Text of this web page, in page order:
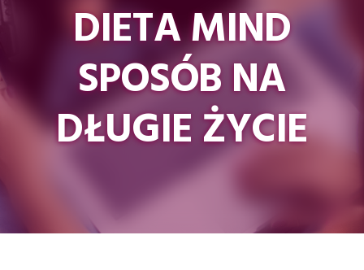
DIETA MIND
SPOSÓB NA
DŁUGIE ŻYCIE